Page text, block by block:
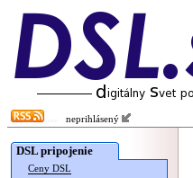
neprihlásený
DSL pripojenie
Ceny DSL